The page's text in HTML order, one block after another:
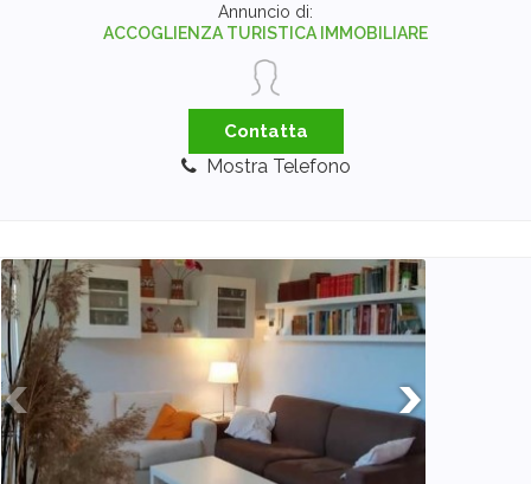
Annuncio di:
ACCOGLIENZA TURISTICA IMMOBILIARE
Contatta
Mostra Telefono